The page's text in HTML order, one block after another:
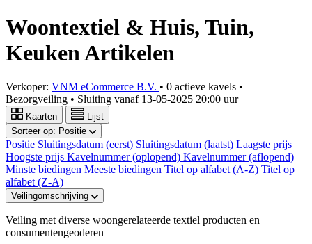
Woontextiel & Huis, Tuin,
Keuken Artikelen
Verkoper: VNM eCommerce B.V. • 0 actieve kavels •
Bezorgveiling • Sluiting vanaf 13-05-2025 20:00 uur
Kaarten
Lijst
Sorteer op: Positie
Positie Sluitingsdatum (eerst) Sluitingsdatum (laatst) Laagste prijs
Hoogste prijs Kavelnummer (oplopend) Kavelnummer (aflopend)
Minste biedingen Meeste biedingen Titel op alfabet (A-Z) Titel op
alfabet (Z-A)
Veilingomschrijving
Veiling met diverse woongerelateerde textiel producten en
consumentengeoderen